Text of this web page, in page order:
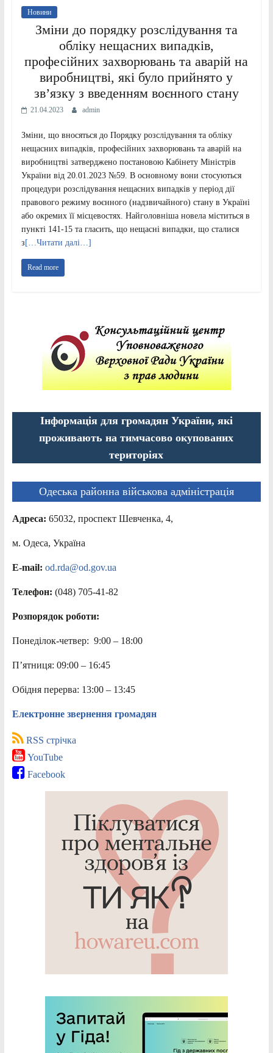
Новини
Зміни до порядку розслідування та
обліку нещасних випадків,
професійних захворювань та аварій на
виробництві, які було прийнято у
зв’язку з введенням воєнного стану
21.04.2023 admin
Зміни, що вносяться до Порядку розслідування та обліку
нещасних випадків, професійних захворювань та аварій на
виробництві затверджено постановою Кабінету Міністрів
України від 20.01.2023 №59. В основному вони стосуються
процедури розслідування нещасних випадків у період дії
правового режиму воєнного (надзвичайного) стану в Україні
або окремих її місцевостях. Найголовніша новела міститься в
пункті 141-15 та гласить, що нещасні випадки, що сталися
з[…Читати далі…]
Read more
Інформація для громадян України, які
проживають на тимчасово окупованих
територіях
Одеська районна військова адміністрація
Адреса: 65032, проспект Шевченка, 4,
м. Одеса, Україна
E-mail: od.rda@od.gov.ua
Телефон: (048) 705-41-82
Розпорядок роботи:
Понеділок-четвер: 9:00 – 18:00
П’ятниця: 09:00 – 16:45
Обідня перерва: 13:00 – 13:45
Електронне звернення громадян
RSS стрічка
YouTube
Facebook